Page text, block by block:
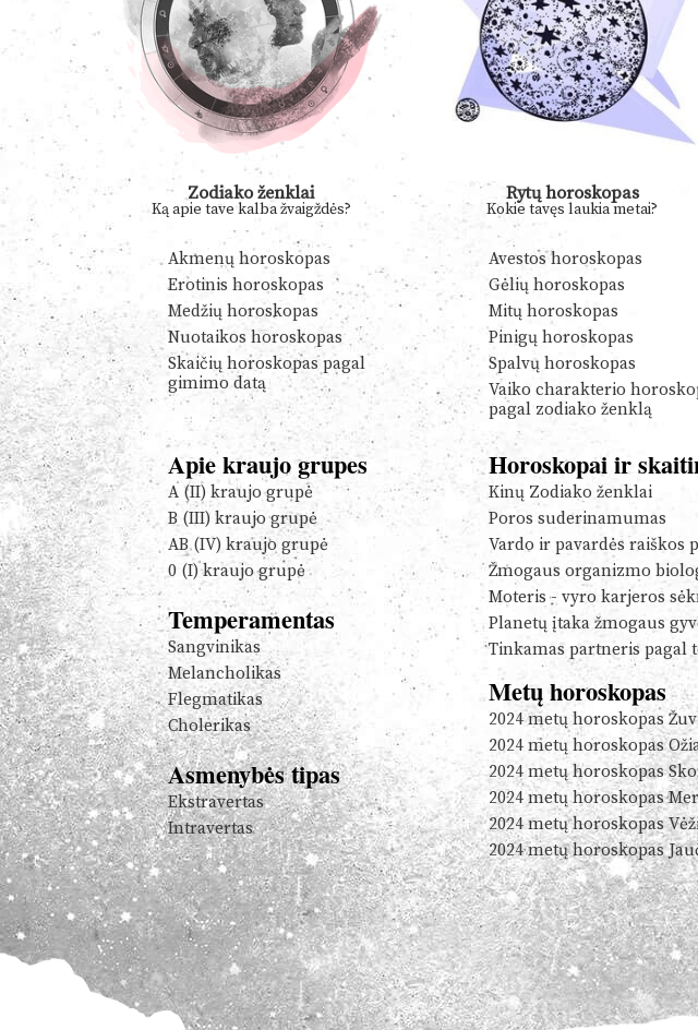
Zodiako ženklai
Ką apie tave kalba žvaigždės?
Rytų horoskopas
Kokie tavęs laukia metai?
Akmenų horoskopas Avestos horoskopas
Erotinis horoskopas
Gėlių horoskopas
Medžių horoskopas
Mitų horoskopas
Nuotaikos horoskopas
Pinigų horoskopas
Skaičių horoskopas pagal
gimimo datą
Spalvų horoskopas
Vaiko charakterio
pagal zodiako ženklą
Apie kraujo grupes
A (II) kraujo grupė
B (III) kraujo grupė
AB (IV) kraujo grupė
0 (I) kraujo grupė
Temperamentas
Sangvinikas
Melancholikas
Flegmatikas
Cholerikas
Asmenybės tipas
Ekstravertas
Intravertas
Horoskopai ir
Kinų Zodiako ženklai
Poros suderinamumas
Vardo ir pavardės raiškos
Žmogaus organizmo
Moteris - vyro karjeros
Planetų įtaka žmogaus
Tinkamas partneris pagal
Metų horoskopas
2024 metų horoskopas
2024 metų horoskopas
2024 metų horoskopas
2024 metų horoskopas
2024 metų horoskopas
2024 metų horoskopas